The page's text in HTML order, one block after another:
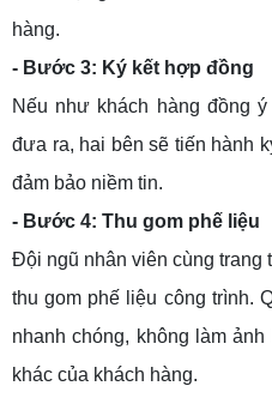
hàng.
- Bước 3: Ký kết hợp đồng
Nếu như khách hàng đồng
đưa ra, hai bên sẽ tiến hành
đảm bảo niềm tin.
- Bước 4: Thu gom phế liệu
Đội ngũ nhân viên cùng trang
thu gom phế liệu công trình.
nhanh chóng, không làm
khác của khách hàng.